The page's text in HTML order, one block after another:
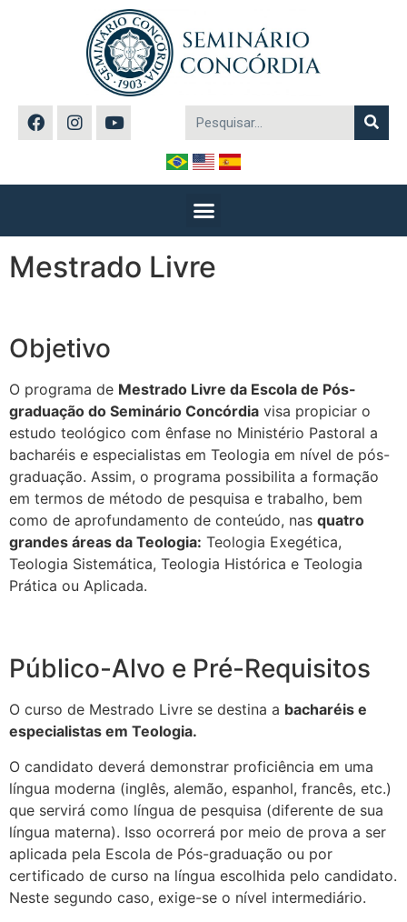
Mestrado Livre
Objetivo
O programa de Mestrado Livre da Escola de Pós-
graduação do Seminário Concórdia visa propiciar o
estudo teológico com ênfase no Ministério Pastoral a
bacharéis e especialistas em Teologia em nível de pós-
graduação. Assim, o programa possibilita a formação
em termos de método de pesquisa e trabalho, bem
como de aprofundamento de conteúdo, nas quatro
grandes áreas da Teologia: Teologia Exegética,
Teologia Sistemática, Teologia Histórica e Teologia
Prática ou Aplicada.
Público-Alvo e Pré-Requisitos
O curso de Mestrado Livre se destina a bacharéis e
especialistas em Teologia.
O candidato deverá demonstrar proficiência em uma
língua moderna (inglês, alemão, espanhol, francês, etc.)
que servirá como língua de pesquisa (diferente de sua
língua materna). Isso ocorrerá por meio de prova a ser
aplicada pela Escola de Pós-graduação ou por
certificado de curso na língua escolhida pelo candidato.
Neste segundo caso, exige-se o nível intermediário.